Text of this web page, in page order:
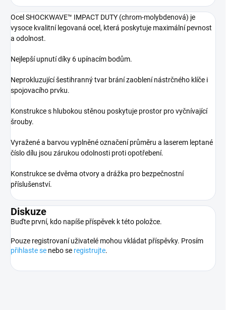
Ocel SHOCKWAVE™ IMPACT DUTY (chrom-molybdenová) je
vysoce kvalitní legovaná ocel, která poskytuje maximální pevnost
a odolnost.
Nejlepší upnutí díky 6 upínacím bodům.
Neprokluzující šestihranný tvar brání zaoblení nástrčného klíče i
spojovacího prvku.
Konstrukce s hlubokou stěnou poskytuje prostor pro vyčnívající
šrouby.
Vyražené a barvou vyplněné označení průměru a laserem leptané
číslo dílu jsou zárukou odolnosti proti opotřebení.
Konstrukce se dvěma otvory a drážka pro bezpečnostní
příslušenství.
Diskuze
Buďte první, kdo napíše příspěvek k této položce.
Pouze registrovaní uživatelé mohou vkládat příspěvky. Prosím
přihlaste se nebo se registrujte.